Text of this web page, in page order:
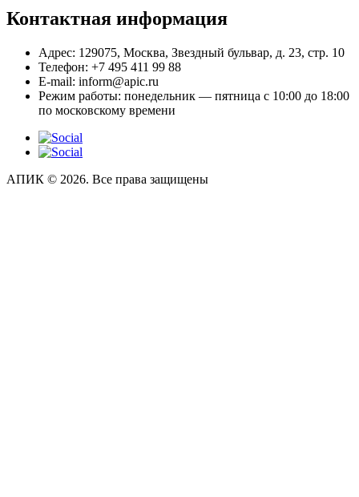
Контактная информация
Адрес: 129075, Москва, Звездный бульвар, д. 23, стр. 10
Телефон: +7 495 411 99 88
E-mail: inform@apic.ru
Режим работы: понедельник — пятница с 10:00 до 18:00
по московскому времени
АПИК © 2026. Все права защищены